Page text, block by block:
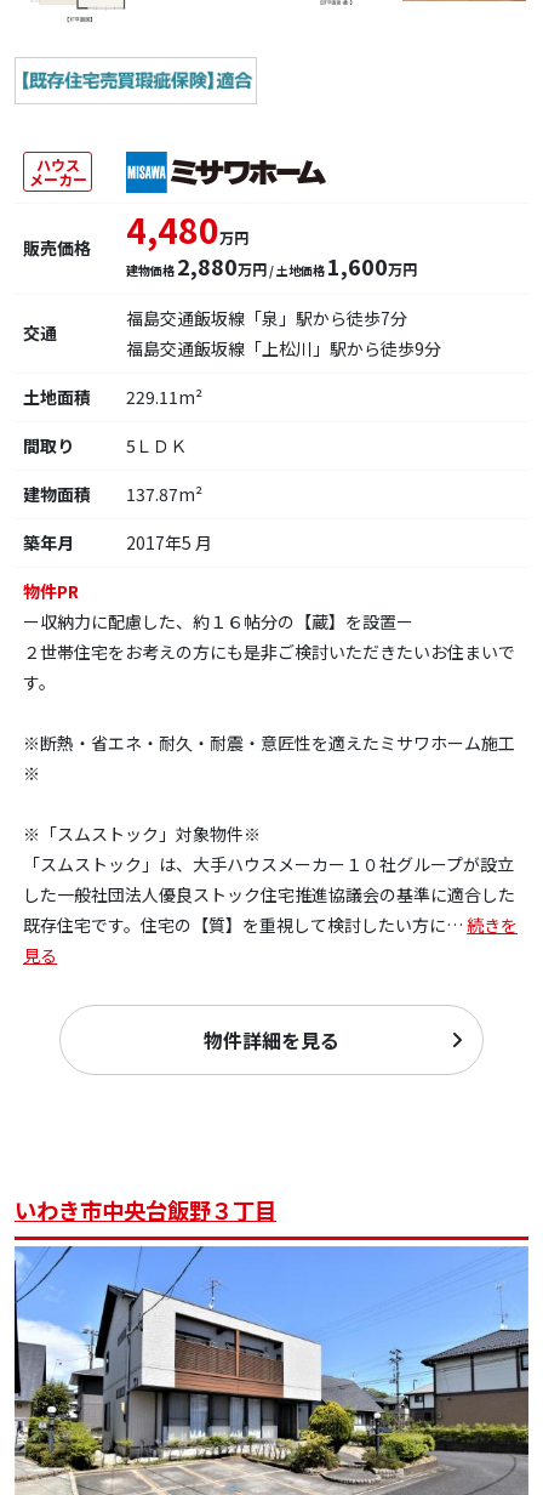
ハウス
メーカー
販売価格 4,480万円
建物価格 2,880万円 / 土地価格 1,600万円
交通
福島交通飯坂線「泉」駅から徒歩7分
福島交通飯坂線「上松川」駅から徒歩9分
土地面積
229.11m²
間取り
5ＬＤＫ
建物面積
137.87m²
築年月
2017年5 月
物件PR
ー収納力に配慮した、約１６帖分の【蔵】を設置ー
２世帯住宅をお考えの方にも是非ご検討いただきたいお住まいで
す。
※断熱・省エネ・耐久・耐震・意匠性を適えたミサワホーム施工
※
※「スムストック」対象物件※
「スムストック」は、大手ハウスメーカー１０社グループが設立
した一般社団法人優良ストック住宅推進協議会の基準に適合した
既存住宅です。住宅の【質】を重視して検討したい方に… 続きを
見る
物件詳細を見る
いわき市中央台飯野３丁目